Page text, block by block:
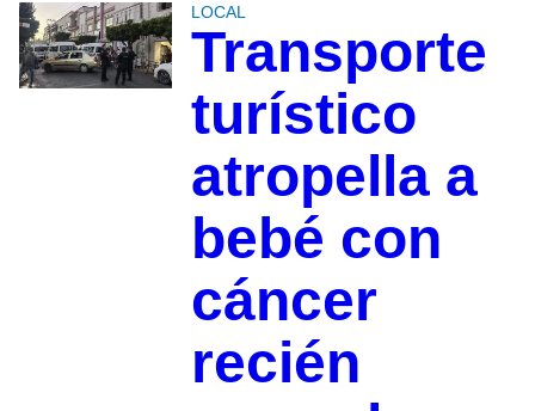
LOCAL
Transporte
turístico
atropella a
bebé con
cáncer
recién